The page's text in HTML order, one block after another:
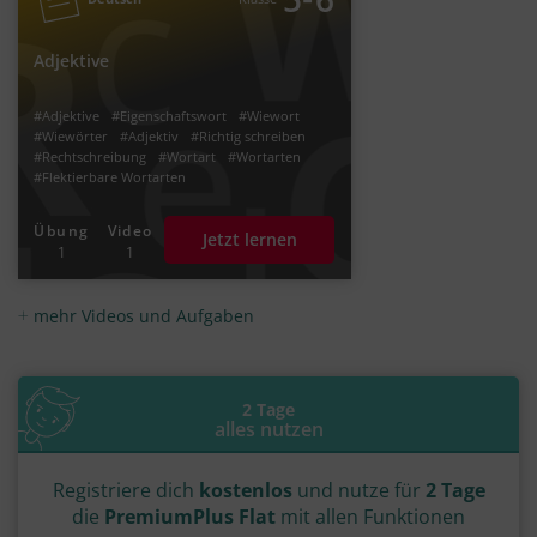
Adjektive
#Adjektive #Eigenschaftswort
#Wiewort
#Wiewörter
#Adjektiv
#Richtig schreiben
#Rechtschreibung
#Wortart
#Wortarten
#Flektierbare Wortarten
Übung
1
Video
1
Jetzt lernen
mehr Videos und Aufgaben
2 Tage
alles nutzen
Registriere dich kostenlos und nutze für 2 Tage
die PremiumPlus Flat mit allen Funktionen